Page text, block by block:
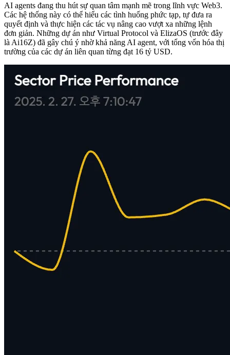
AI agents đang thu hút sự quan tâm mạnh mẽ trong lĩnh vực Web3.
Các hệ thống này có thể hiểu các tình huống phức tạp, tự đưa ra
quyết định và thực hiện các tác vụ nâng cao vượt xa những lệnh
đơn giản. Những dự án như Virtual Protocol và ElizaOS (trước đây
là Ai16Z) đã gây chú ý nhờ khả năng AI agent, với tổng vốn hóa thị
trường của các dự án liên quan từng đạt 16 tỷ USD.